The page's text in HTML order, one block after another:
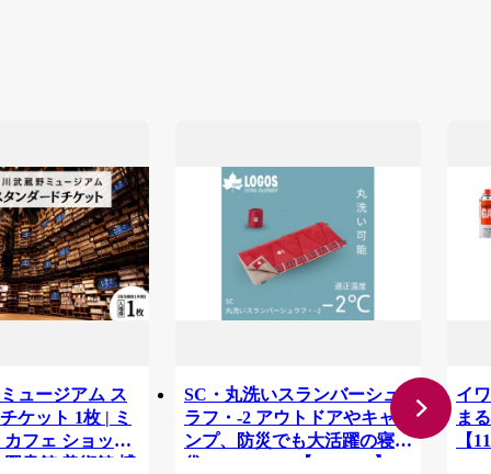
ュージアム ス
ケット 1枚 | ミ
カフェ ショップ
図書館 美術館 博
SC・丸洗いスランバーシュ
ラフ・-2 アウトドアやキャ
ンプ、防災でも大活躍の寝
袋! 72602035【1663767】
イ
ま
【